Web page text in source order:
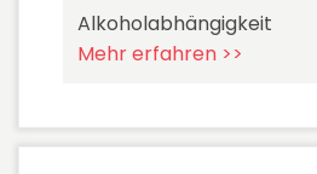
Alkoholabhängigkeit
Mehr erfahren >>